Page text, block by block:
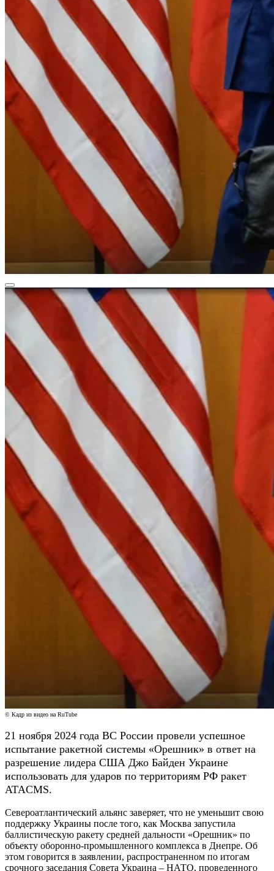
© Кадр из видео на RuTube
21 ноября 2024 года ВС России провели успешное
испытание ракетной системы «Орешник» в ответ на
разрешение лидера США Джо Байден Украине
использовать для ударов по территориям РФ ракет
ATACMS.
Североатлантический альянс заверяет, что не уменьшит свою
поддержку Украины после того, как Москва запустила
баллистическую ракету средней дальности «Орешник» по
объекту оборонно-промышленного комплекса в Днепре. Об
этом говорится в заявлении, распространенном по итогам
срочного заседания Совета Украина – НАТО, проведенного